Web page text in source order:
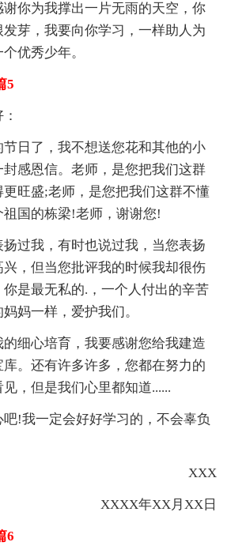
你为我撑出一片无雨的天空，你
芽，我要向你学习，一样助人为
优秀少年。
5
日了，我不想送您花和其他的小
感恩信。老师，是您把我们这群
旺盛;老师，是您把我们这群不懂
国的栋梁!老师，谢谢您!
过我，有时也说过我，当您表扬
，但当您批评我的时候我却很伤
是最无私的.，一个人付出的辛苦
妈一样，爱护我们。
细心培育，我要感谢您给我建造
。还有许多许多，您都在努力的
，但是我们心里都知道......
!我一定会好好学习的，不会辜负
XXX
XXXX年XX月XX日
6